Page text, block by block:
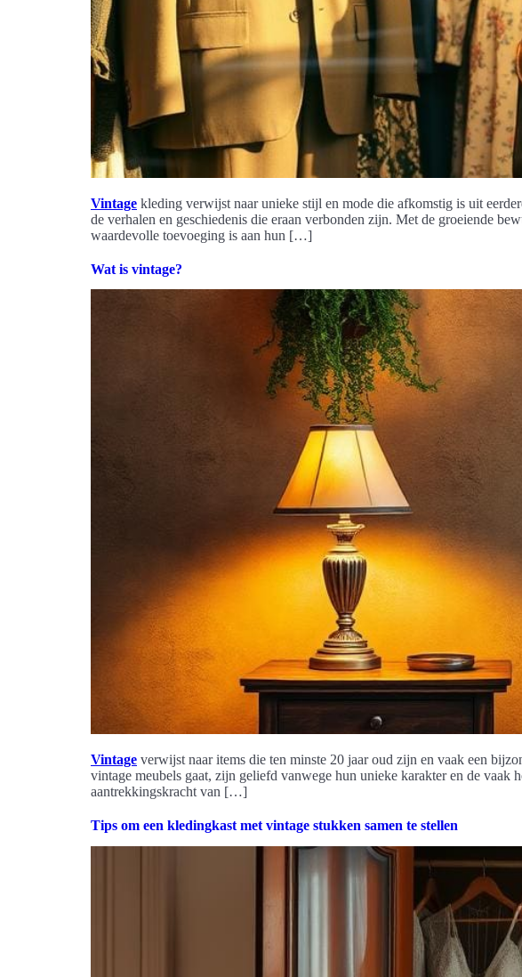
Vintage kleding verwijst naar unieke stijl en mode die afkomstig is uit
de verhalen en geschiedenis die eraan verbonden zijn. Met de groeiende
waardevolle toevoeging is aan hun […]
Wat is vintage?
Vintage verwijst naar items die ten minste 20 jaar oud zijn en vaak een
vintage meubels gaat, zijn geliefd vanwege hun unieke karakter en de
aantrekkingskracht van […]
Tips om een kledingkast met vintage stukken samen te stellen